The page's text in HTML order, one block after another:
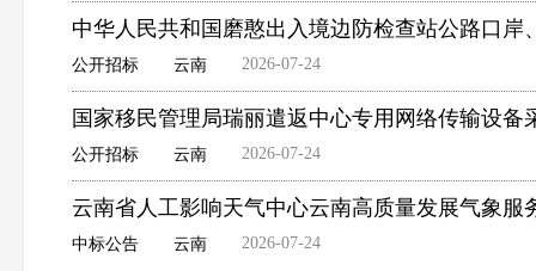
中华人民共和国磨憨出入境边防检查站公路口
公开招标 云南 2026-07-24
国家移民管理局瑞丽遣返中心专用网络传输设备
公开招标 云南 2026-07-24
云南省人工影响天气中心云南高质量发展气象
中标公告 云南 2026-07-24